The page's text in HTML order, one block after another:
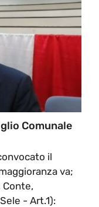
Comunale
il
va;
Conte,
- Art.1):